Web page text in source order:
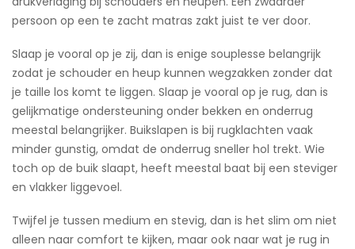
persoon op een te zacht matras zakt juist te ver door.
Slaap je vooral op je zij, dan is enige souplesse belangrijk
zodat je schouder en heup kunnen wegzakken zonder dat
je taille los komt te liggen. Slaap je vooral op je rug, dan is
gelijkmatige ondersteuning onder bekken en onderrug
meestal belangrijker. Buikslapen is bij rugklachten vaak
minder gunstig, omdat de onderrug sneller hol trekt. Wie
toch op de buik slaapt, heeft meestal baat bij een steviger
en vlakker liggevoel.
Twijfel je tussen medium en stevig, dan is het slim om niet
alleen naar comfort te kijken, maar ook naar wat je rug in